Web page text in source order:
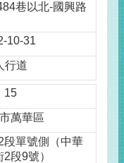
巷以北-國興路
10-31
行道
15
萬華區
段單號側（中華
段9號）